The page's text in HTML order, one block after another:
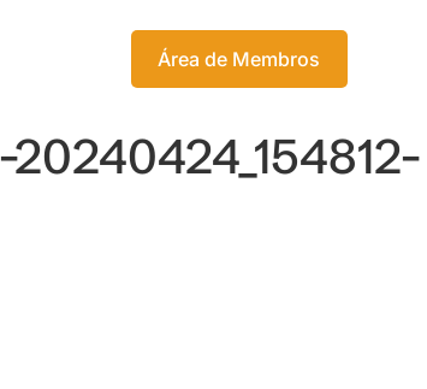
Área de Membros